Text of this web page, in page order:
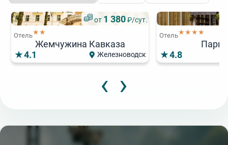
от 1 380₽/сут.
Отель★★
Жемчужина Кавказа
4.1
Железноводск
Отель★★★★
Парк
4.8
‹ ›
Family Resort
Бештау Жемчужина